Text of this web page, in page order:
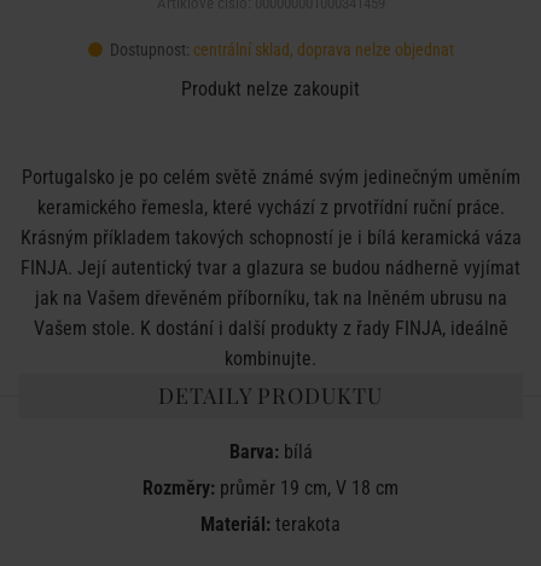
Dostupnost: centrální sklad, doprava nelze objednat
Produkt nelze zakoupit
Portugalsko je po celém světě známé svým jedinečným uměním
keramického řemesla, které vychází z prvotřídní ruční práce.
Krásným příkladem takových schopností je i bílá keramická váza
FINJA. Její autentický tvar a glazura se budou nádherně vyjímat
jak na Vašem dřevěném příborníku, tak na lněném ubrusu na
Vašem stole. K dostání i další produkty z řady FINJA, ideálně
kombinujte.
DETAILY PRODUKTU
Barva:bílá
Rozměry: průměr 19 cm, V 18 cm
Materiál: terakota